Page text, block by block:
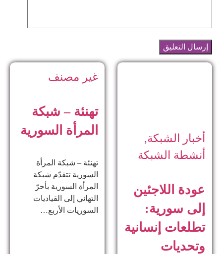
أخبار الشبكة,
أنشطة الشبكة
عودة اللاجئين
إلى سورية:
تطلعات إنسانية
وتحديات
غير مصنف
تهنئة – شبكة
المرأة السورية
تهنئة – شبكة المرأة
السورية تتقدّم شبكة
المرأة السورية بأحرّ
التهاني إلى القياديات
السوريات الأربع…